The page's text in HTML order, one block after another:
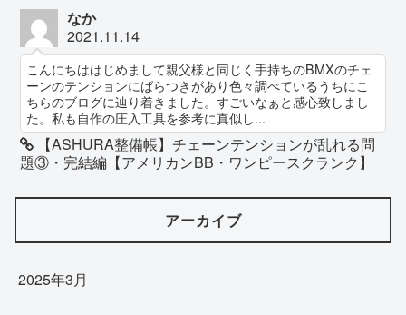
なか
2021.11.14
こんにちははじめまして親父様と同じく手持ちのBMXのチェ
ーンのテンションにばらつきがあり色々調べているうちにこ
ちらのブログに辿り着きました。すごいなぁと感心致しまし
た。私も自作の圧入工具を参考に真似し...
【ASHURA整備帳】チェーンテンションが乱れる問
題③・完結編【アメリカンBB・ワンピースクランク】
アーカイブ
2025年3月